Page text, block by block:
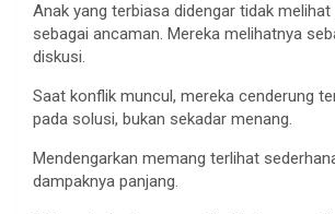
Anak yang terbiasa didengar tidak melihat
sebagai ancaman. Mereka melihatnya
diskusi.
Saat konflik muncul, mereka cenderung
pada solusi, bukan sekadar menang.
Mendengarkan memang terlihat
dampaknya panjang.